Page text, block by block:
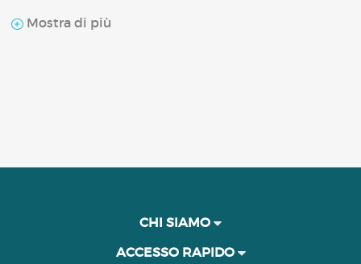
Mostra di più
CHI SIAMO
ACCESSO RAPIDO